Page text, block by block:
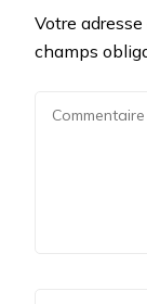
Votre
champs